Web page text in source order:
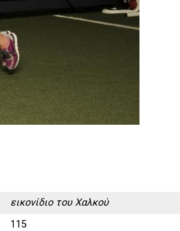
εικονίδιο του Χαλκού
115